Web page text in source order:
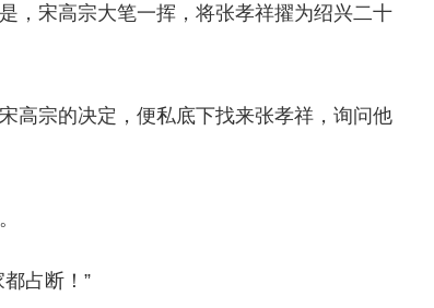
，宋高宗大笔一挥，将张孝祥擢为绍兴二十
高宗的决定，便私底下找来张孝祥，询问他
占断！”